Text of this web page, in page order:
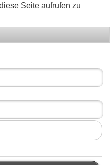
Seite aufrufen zu